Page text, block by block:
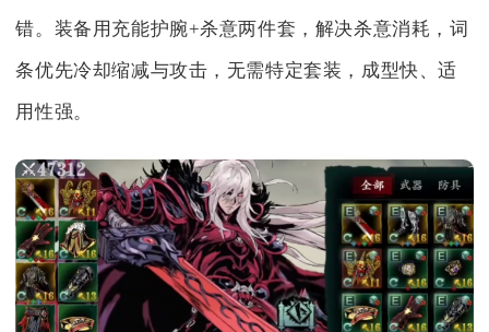
错。装备用充能护腕+杀意两件套，解决杀意消耗，词
条优先冷却缩减与攻击，无需特定套装，成型快、适
用性强。